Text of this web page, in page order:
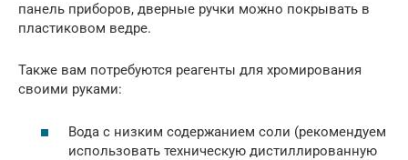
панель приборов, дверные ручки можно покрывать в
пластиковом ведре.
Также вам потребуются реагенты для хромирования
своими руками:
Вода с низким содержанием соли (рекомендуем
использовать техническую дистиллированную